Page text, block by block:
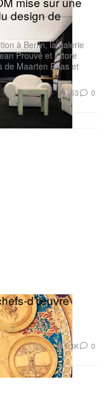
design de
à Berlin, la galerie
Prouvé et Ettore
de Maarten Baas et
753 0
d’œuvre
» ?
1.3K 0